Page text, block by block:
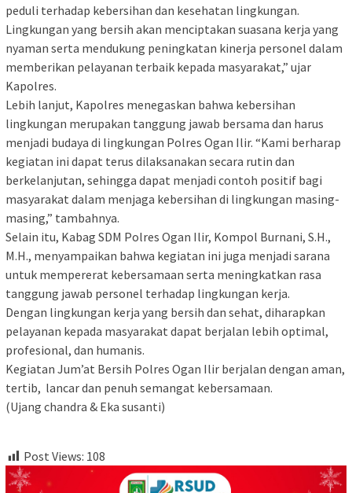
peduli terhadap kebersihan dan kesehatan lingkungan.
Lingkungan yang bersih akan menciptakan suasana kerja yang
nyaman serta mendukung peningkatan kinerja personel dalam
memberikan pelayanan terbaik kepada masyarakat,” ujar
Kapolres.
‎Lebih lanjut, Kapolres menegaskan bahwa kebersihan
lingkungan merupakan tanggung jawab bersama dan harus
menjadi budaya di lingkungan Polres Ogan Ilir. “Kami berharap
kegiatan ini dapat terus dilaksanakan secara rutin dan
berkelanjutan, sehingga dapat menjadi contoh positif bagi
masyarakat dalam menjaga kebersihan di lingkungan masing-
masing,” tambahnya.
‎Selain itu, Kabag SDM Polres Ogan Ilir, Kompol Burnani, S.H.,
M.H., menyampaikan bahwa kegiatan ini juga menjadi sarana
untuk mempererat kebersamaan serta meningkatkan rasa
tanggung jawab personel terhadap lingkungan kerja.
‎Dengan lingkungan kerja yang bersih dan sehat, diharapkan
pelayanan kepada masyarakat dapat berjalan lebih optimal,
profesional, dan humanis.
‎Kegiatan Jum’at Bersih Polres Ogan Ilir berjalan dengan aman,
tertib, lancar dan penuh semangat kebersamaan.
‎(Ujang chandra & Eka susanti)
Post Views: 108